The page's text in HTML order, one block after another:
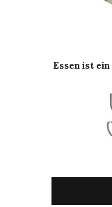
Essen ist